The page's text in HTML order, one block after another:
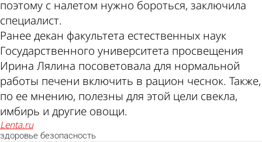
поэтому с налетом нужно бороться, заключила
специалист.
Ранее декан факультета естественных наук
Государственного университета просвещения
Ирина Лялина посоветовала для нормальной
работы печени включить в рацион чеснок. Также,
по ее мнению, полезны для этой цели свекла,
имбирь и другие овощи.
lenta.ru
здоровье безопасность